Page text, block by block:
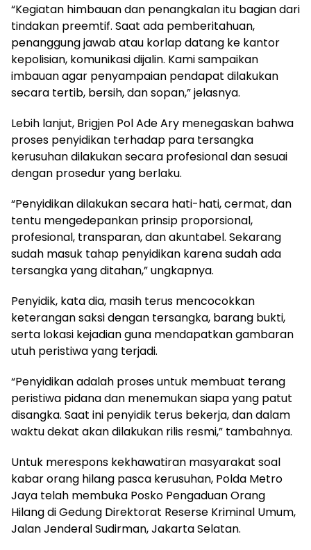
“Kegiatan himbauan dan penangkalan itu bagian dari
tindakan preemtif. Saat ada pemberitahuan,
penanggung jawab atau korlap datang ke kantor
kepolisian, komunikasi dijalin. Kami sampaikan
imbauan agar penyampaian pendapat dilakukan
secara tertib, bersih, dan sopan,” jelasnya.
Lebih lanjut, Brigjen Pol Ade Ary menegaskan bahwa
proses penyidikan terhadap para tersangka
kerusuhan dilakukan secara profesional dan sesuai
dengan prosedur yang berlaku.
“Penyidikan dilakukan secara hati-hati, cermat, dan
tentu mengedepankan prinsip proporsional,
profesional, transparan, dan akuntabel. Sekarang
sudah masuk tahap penyidikan karena sudah ada
tersangka yang ditahan,” ungkapnya.
Penyidik, kata dia, masih terus mencocokkan
keterangan saksi dengan tersangka, barang bukti,
serta lokasi kejadian guna mendapatkan gambaran
utuh peristiwa yang terjadi.
“Penyidikan adalah proses untuk membuat terang
peristiwa pidana dan menemukan siapa yang patut
disangka. Saat ini penyidik terus bekerja, dan dalam
waktu dekat akan dilakukan rilis resmi,” tambahnya.
Untuk merespons kekhawatiran masyarakat soal
kabar orang hilang pasca kerusuhan, Polda Metro
Jaya telah membuka Posko Pengaduan Orang
Hilang di Gedung Direktorat Reserse Kriminal Umum,
Jalan Jenderal Sudirman, Jakarta Selatan.